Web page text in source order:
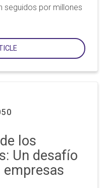
seguidos por millones
los
Un desafío
empresas